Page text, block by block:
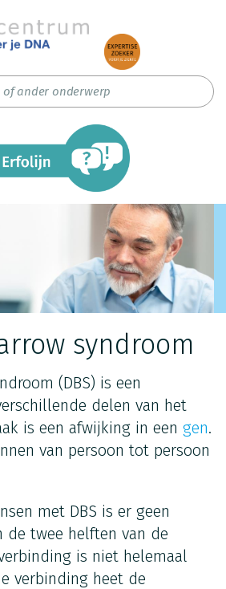
syndroom
(DBS) is een
delen van het
is een afwijking in een gen.
van persoon tot persoon
met DBS is er geen
de twee helften van de
is niet helemaal
verbinding heet de